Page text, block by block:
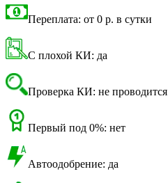
Переплата: от 0 р. в сутки
С плохой КИ: да
Проверка КИ: не проводится
Первый под 0%: нет
Автоодобрение: да